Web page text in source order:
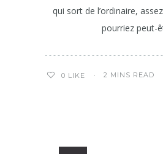
qui sort de l’ordinaire,
pourriez peut-
0 LIKE 2 MINS READ